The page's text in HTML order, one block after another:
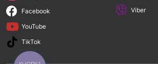
Facebook
YouTube
TikTok
Viber